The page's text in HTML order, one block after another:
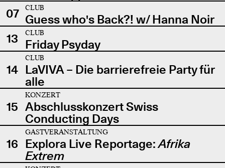
07
CLUB
Guess who's Back?! w/ Hanna Noir
13
CLUB
Friday Psyday
14
CLUB
LaVIVA – Die barrierefreie Party für
alle
15
KONZERT
Abschlusskonzert Swiss
Conducting Days
16
GASTVERANSTALTUNG
Explora Live Reportage:Afrika
Extrem